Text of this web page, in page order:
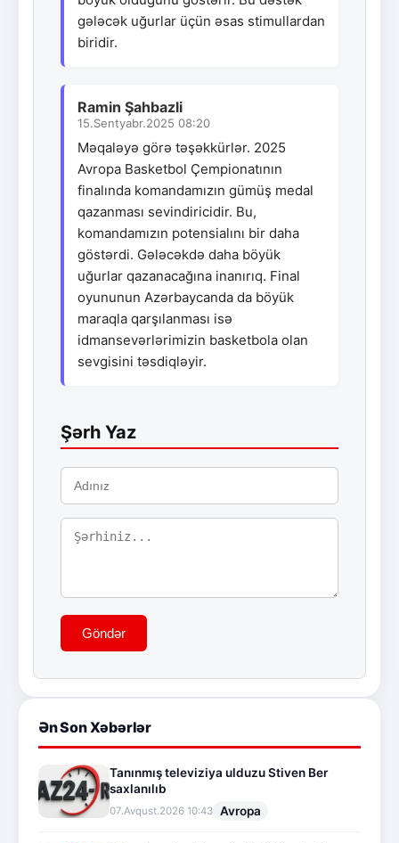
gələcək uğurlar üçün əsas stimullardan
biridir.
Ramin Şahbazli
15.Sentyabr.2025 08:20
Məqaləyə görə təşəkkürlər. 2025
Avropa Basketbol Çempionatının
finalında komandamızın gümüş medal
qazanması sevindiricidir. Bu,
komandamızın potensialını bir daha
göstərdi. Gələcəkdə daha böyük
uğurlar qazanacağına inanırıq. Final
oyununun Azərbaycanda da böyük
maraqla qarşılanması isə
idmansevərlərimizin basketbola olan
sevgisini təsdiqləyir.
Şərh Yaz
Göndər
Ən Son Xəbərlər
Tanınmış televiziya ulduzu Stiven Ber
saxlanılıb
07.Avqust.2026 10:43 Avropa